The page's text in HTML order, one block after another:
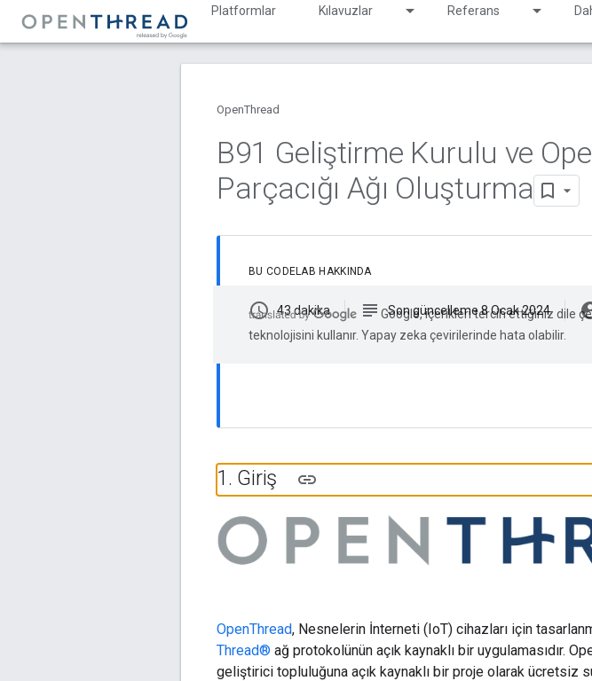
Platformlar Kılavuzlar Referans
OpenThread
B91 Geliştirme Kurulu ve
Parçacığı Ağı Oluşturma
BU CODELAB HAKKINDA
schedule 43 dakika subject Son güncelleme 8 Ocak 2024
Google, içerikleri tercih ettiğiniz dile
teknolojisini kullanır. Yapay zeka çevirilerinde hata olabilir.
1. Giriş
OpenThread, Nesnelerin İnterneti (IoT) cihazları için
Thread® ağ protokolünün açık kaynaklı bir uygulamasıdır.
geliştirici topluluğuna açık kaynaklı bir proje olarak ücretsiz